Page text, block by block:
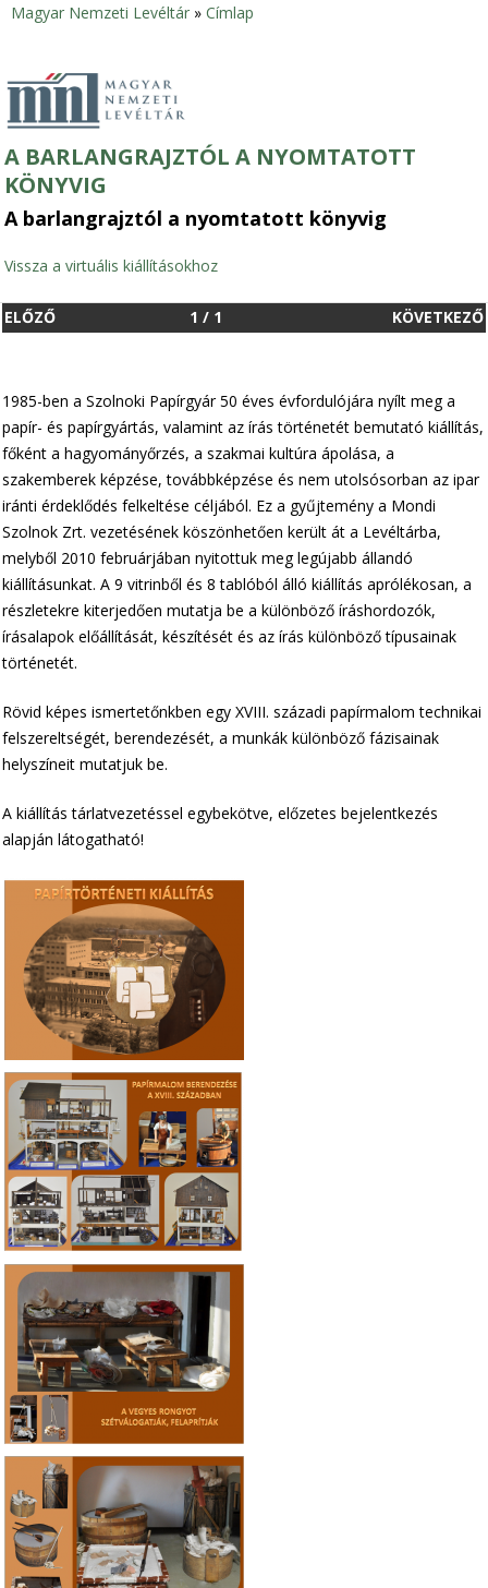
Jelenlegi
hely
Magyar Nemzeti Levéltár » Címlap
A BARLANGRAJZTÓL A NYOMTATOTT
KÖNYVIG
A barlangrajztól a nyomtatott könyvig
Vissza a virtuális kiállításokhoz
ELŐZŐ KÖVETKEZŐ
1 / 1
1985-ben a Szolnoki Papírgyár 50 éves évfordulójára nyílt meg a
papír- és papírgyártás, valamint az írás történetét bemutató kiállítás,
főként a hagyományőrzés, a szakmai kultúra ápolása, a
szakemberek képzése, továbbképzése és nem utolsósorban az ipar
iránti érdeklődés felkeltése céljából. Ez a gyűjtemény a Mondi
Szolnok Zrt. vezetésének köszönhetően került át a Levéltárba,
melyből 2010 februárjában nyitottuk meg legújabb állandó
kiállításunkat. A 9 vitrinből és 8 tablóból álló kiállítás aprólékosan, a
részletekre kiterjedően mutatja be a különböző íráshordozók,
írásalapok előállítását, készítését és az írás különböző típusainak
történetét.
Rövid képes ismertetőnkben egy XVIII. századi papírmalom technikai
felszereltségét, berendezését, a munkák különböző fázisainak
helyszíneit mutatjuk be.
A kiállítás tárlatvezetéssel egybekötve, előzetes bejelentkezés
alapján látogatható!